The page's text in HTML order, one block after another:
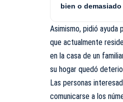
bien o
Asimismo, pidió ayuda
que actualmente
en la casa de un
su hogar quedó
Las personas
comunicarse a los